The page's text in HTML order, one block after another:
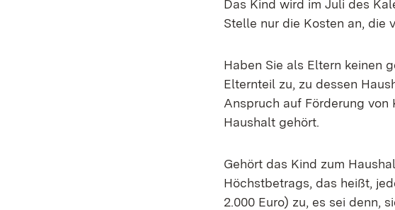
Das Kind wird im Juli des
Stelle nur die Kosten an, die
Haben Sie als Eltern keinen
Elternteil zu, zu dessen
Anspruch auf Förderung
Haushalt gehört.
Gehört das Kind zum
Höchstbetrags, das heißt,
2.000 Euro) zu, es sei denn,